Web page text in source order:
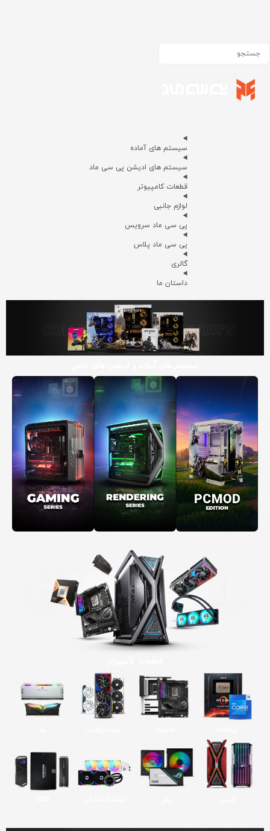
سیستم های آماده
سیستم های ادیشن پی سی ماد
قطعات کامپیوتر
لوازم جانبی
پی سی ماد سرویس
پی سی ماد پلاس
گالری
داستان ما